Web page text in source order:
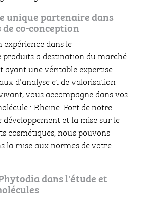
unique partenaire dans
co-conception
expérience dans le
produits a destination du marché
ayant une véritable expertise
d'analyse et de valorisation
vous accompagne dans vos
: Rheïne. Fort de notre
développement et la mise sur le
cosmétiques, nous pouvons
la mise aux normes de votre
dans l'étude et